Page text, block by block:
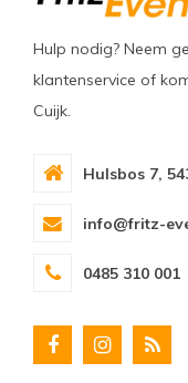
Hulp nodig? Neem
klantenservice of
Cuijk.
Hulsbos 7,
info@fritz-
0485 310 001